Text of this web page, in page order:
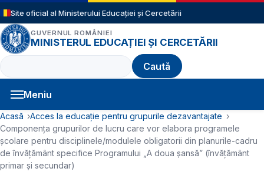
Sari la conținutul principal
Site oficial al Ministerului Educației și Cercetării
GUVERNUL ROMÂNIEI
MINISTERUL EDUCAȚIEI ȘI CERCETĂRII
Caută
Meniu
Navigație principală
Cale de navigare
Acasă
Acces la educație pentru grupurile dezavantajate
Componența grupurilor de lucru care vor elabora programele
şcolare pentru disciplinele/modulele obligatorii din planurile-cadru
de învățământ specifice Programului „A doua șansă” (învățământ
primar și secundar)